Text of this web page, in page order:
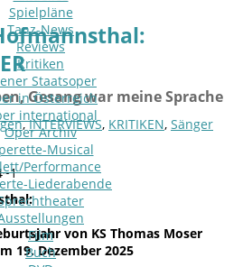
Spielpläne
Tanz-News
Reviews
Kritiken
Staatsoper
in Österreich
international
Oper Archiv
Musical
Performance
Liederabende
Film
Buch
Gesang war meine Sprache
,INTERVIEWS, KRITIKEN, Sänger
von KS Thomas Moser
19. Dezember 2025